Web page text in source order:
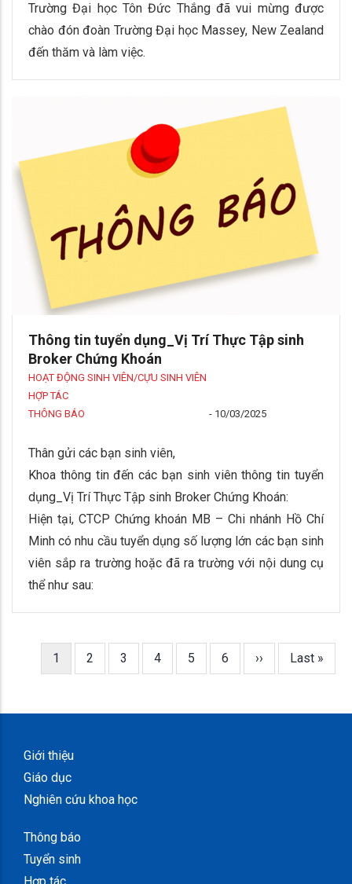
Trường Đại học Tôn Đức Thắng đã vui mừng được
chào đón đoàn Trường Đại học Massey, New Zealand
đến thăm và làm việc.
Thông tin tuyển dụng_Vị Trí Thực Tập sinh
Broker Chứng Khoán
HOẠT ĐỘNG SINH VIÊN/CỰU SINH VIÊN
HỢP TÁC
THÔNG BÁO
- 10/03/2025
Thân gửi các bạn sinh viên,
Khoa thông tin đến các bạn sinh viên thông tin tuyển
dụng_Vị Trí Thực Tập sinh Broker Chứng Khoán:
Hiện tại, CTCP Chứng khoán MB – Chi nhánh Hồ Chí
Minh có nhu cầu tuyển dụng số lượng lớn các bạn sinh
viên sắp ra trường hoặc đã ra trường với nội dung cụ
thể như sau:
Pagination
Trang
1 Trang
2 Trang
3 Trang
4 Trang
5 Trang
6
Next
››
Last
Last »
Giới thiệu
Giáo dục
Nghiên cứu khoa học
Thông báo
Tuyển sinh